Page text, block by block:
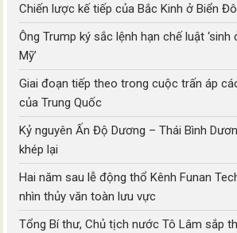
Chiến lược kế tiếp của Bắc Kinh ở Biển
Ông Trump ký sắc lệnh hạn chế luật ‘sinh
Mỹ’
Giai đoạn tiếp theo trong cuộc trấn áp
của Trung Quốc
Kỷ nguyên Ấn Độ Dương – Thái Bình
khép lại
Hai năm sau lễ động thổ Kênh Funan
nhìn thủy văn toàn lưu vực
Tổng Bí thư, Chủ tịch nước Tô Lâm sắp